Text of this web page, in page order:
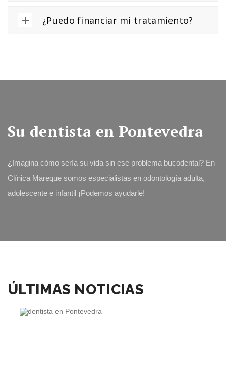
¿Puedo financiar mi tratamiento?
Su dentista en Pontevedra
¿ Imagina cómo sería su vida sin ese problema bucodental? En
Clínica Mareque somos especialistas en odontología adulta,
adolescente e infantil ¡Podemos ayudarle!
ÚLTIMAS NOTICIAS